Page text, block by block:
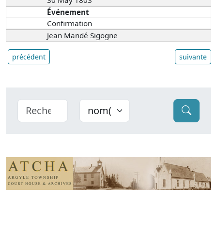
Événement
Confirmation
Jean Mandé Sigogne
précédent suivante